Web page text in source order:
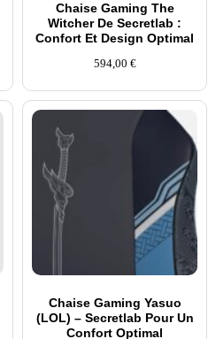
Chaise Gaming The
Witcher De Secretlab :
Confort Et Design Optimal
594,00 €
Chaise Gaming Yasuo
(LOL) – Secretlab Pour Un
Confort Optimal